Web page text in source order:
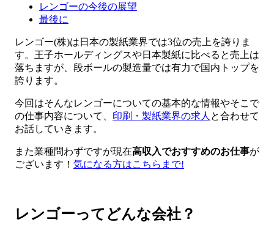
レンゴーの今後の展望
最後に
レンゴー(株)は日本の製紙業界では3位の売上を誇りま
す。王子ホールディングスや日本製紙に比べると売上は
落ちますが、段ボールの製造量では有力で国内トップを
誇ります。
今回はそんなレンゴーについての基本的な情報やそこで
の仕事内容について、 印刷・製紙業界の求人 と合わせて
お話していきます。
また業種問わずですが現在高収入でおすすめのお仕事が
ございます！ 気になる方はこちらまで!
レンゴーってどんな会社？